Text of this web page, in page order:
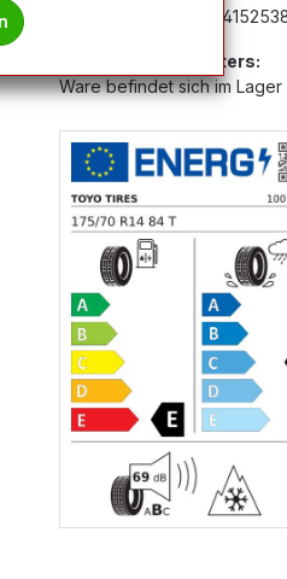
Hinweis des Anbieters:
Ware befindet sich im